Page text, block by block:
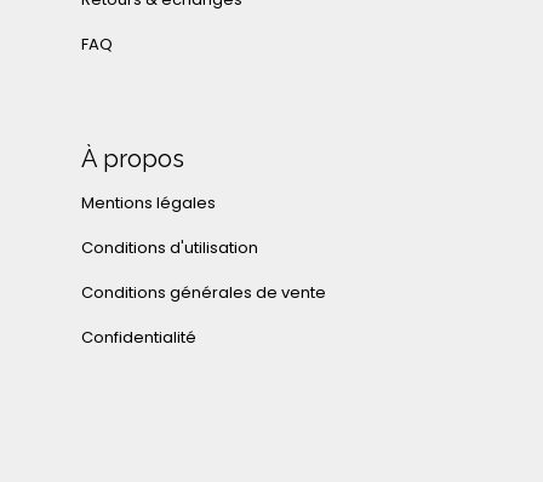
FAQ
À propos
Mentions légales
Conditions d'utilisation
Conditions générales de vente
Confidentialité